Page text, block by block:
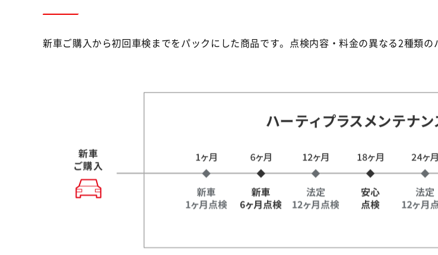
新車ご購入から初回車検までをパックにした商品です。点検内容・料金の異なる2種類の